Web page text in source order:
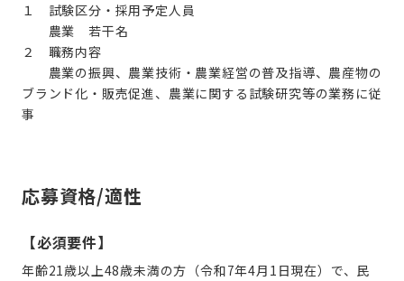
１ 試験区分・採用予定人員
農業 若干名
２ 職務内容
農業の振興、農業技術・農業経営の普及指導、農産物の
ブランド化・販売促進、農業に関する試験研究等の業務に従
事
応募資格/適性
【必須要件】
年齢21歳以上48歳未満の方（令和7年4月1日現在）で、民